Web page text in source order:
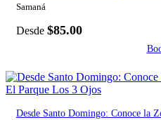
Samaná
Desde $85.00
Desde Santo Domingo: Conoce la